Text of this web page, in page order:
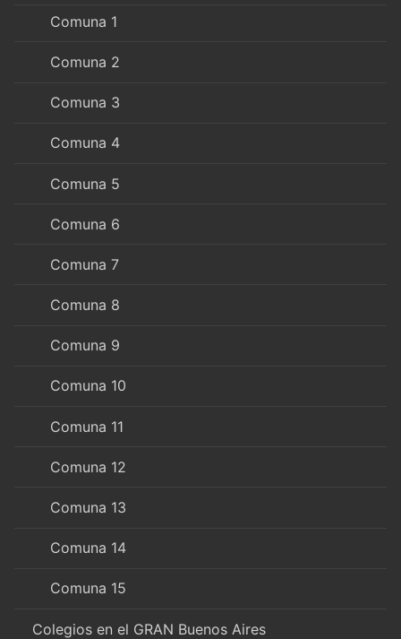
Comuna 1
Comuna 2
Comuna 3
Comuna 4
Comuna 5
Comuna 6
Comuna 7
Comuna 8
Comuna 9
Comuna 10
Comuna 11
Comuna 12
Comuna 13
Comuna 14
Comuna 15
Colegios en el GRAN Buenos Aires